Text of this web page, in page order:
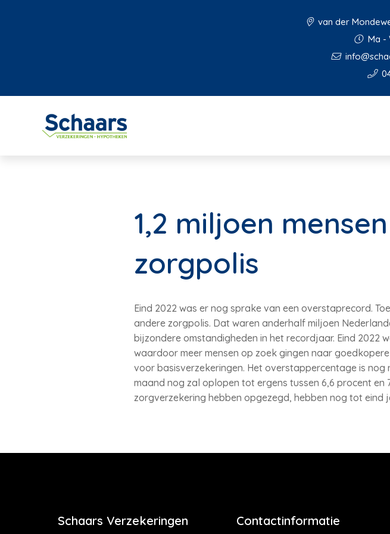
van der
Ma -
1,2 miljoen
zorgpolis
Eind 2022 was er nog sprake van een overstaprecord.
andere zorgpolis. Dat waren anderhalf miljoen
bijzondere omstandigheden in het recordjaar. Eind 2022
waardoor meer mensen op zoek gingen naar
voor basisverzekeringen. Het overstappercentage is
maand nog zal oplopen tot ergens tussen 6,6 procent en
zorgverzekering hebben opgezegd, hebben nog tot eind
Schaars Verzekeringen Contactinformatie